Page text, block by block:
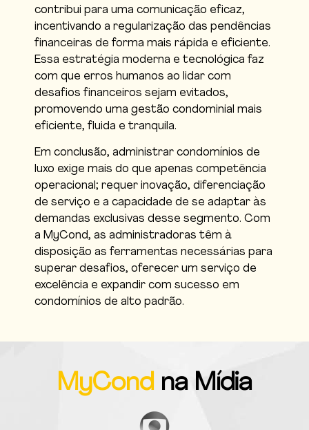
contribui para uma comunicação eficaz,
incentivando a regularização das pendências
financeiras de forma mais rápida e eficiente.
Essa estratégia moderna e tecnológica faz
com que erros humanos ao lidar com
desafios financeiros sejam evitados,
promovendo uma gestão condominial mais
eficiente, fluida e tranquila.
Em conclusão, administrar condomínios de
luxo exige mais do que apenas competência
operacional; requer inovação, diferenciação
de serviço e a capacidade de se adaptar às
demandas exclusivas desse segmento. Com
a MyCond, as administradoras têm à
disposição as ferramentas necessárias para
superar desafios, oferecer um serviço de
excelência e expandir com sucesso em
condomínios de alto padrão.
MyCond na Mídia